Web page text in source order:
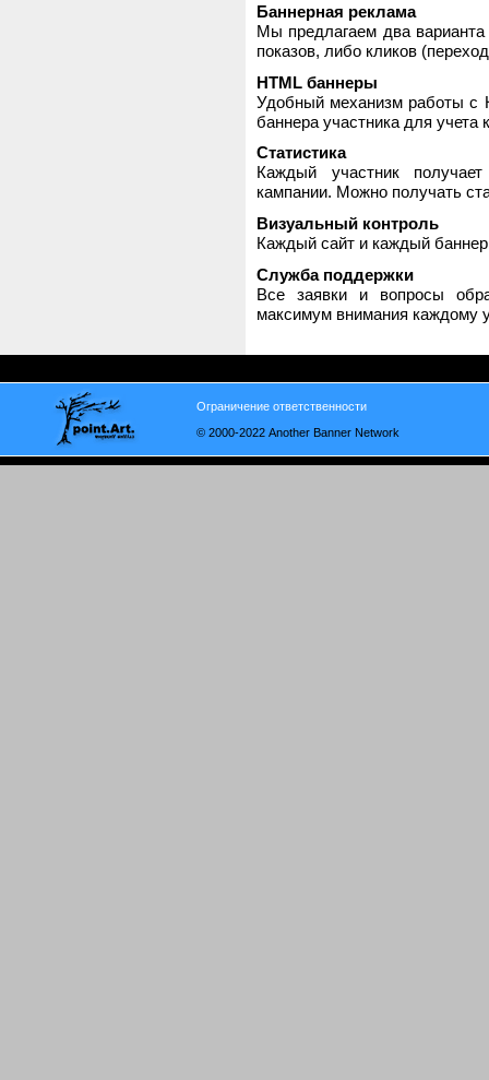
Баннерная реклама
Мы предлагаем два
показов, либо кликов
HTML баннеры
Удобный механизм работы с
баннера участника для
Статистика
Каждый участник
кампании. Можно получать
Визуальный контроль
Каждый сайт и каждый
Служба поддержки
Все заявки и вопросы
максимум внимания каждому
Ограничение ответственности
© 2000-2022 Another Banner Network